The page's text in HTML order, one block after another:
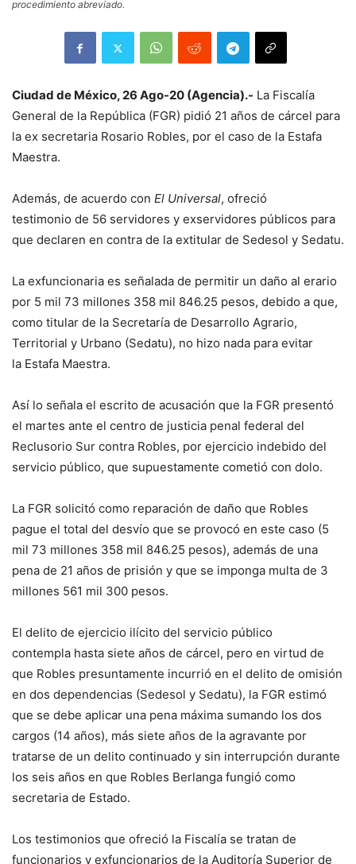
procedimiento abreviado.
Ciudad de México, 26 Ago-20 (Agencia).- La Fiscalía
General de la República (FGR) pidió 21 años de cárcel para
la ex secretaria Rosario Robles, por el caso de la Estafa
Maestra.
Además, de acuerdo con El Universal, ofreció
testimonio de 56 servidores y exservidores públicos para
que declaren en contra de la extitular de Sedesol y Sedatu.
La exfuncionaria es señalada de permitir un daño al erario
por 5 mil 73 millones 358 mil 846.25 pesos, debido a que,
como titular de la Secretaría de Desarrollo Agrario,
Territorial y Urbano (Sedatu), no hizo nada para evitar
la Estafa Maestra.
Así lo señala el escrito de acusación que la FGR presentó
el martes ante el centro de justicia penal federal del
Reclusorio Sur contra Robles, por ejercicio indebido del
servicio público, que supuestamente cometió con dolo.
La FGR solicitó como reparación de daño que Robles
pague el total del desvío que se provocó en este caso (5
mil 73 millones 358 mil 846.25 pesos), además de una
pena de 21 años de prisión y que se imponga multa de 3
millones 561 mil 300 pesos.
El delito de ejercicio ilícito del servicio público
contempla hasta siete años de cárcel, pero en virtud de
que Robles presuntamente incurrió en el delito de omisión
en dos dependencias (Sedesol y Sedatu), la FGR estimó
que se debe aplicar una pena máxima sumando los dos
cargos (14 años), más siete años de la agravante por
tratarse de un delito continuado y sin interrupción durante
los seis años en que Robles Berlanga fungió como
secretaria de Estado.
Los testimonios que ofreció la Fiscalía se tratan de
funcionarios y exfuncionarios de la Auditoría Superior de